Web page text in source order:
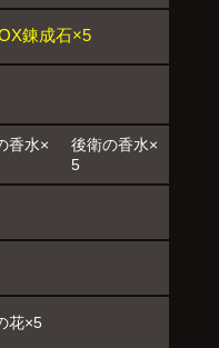
錬成石×5
香水×
後衛の香水×
5
花×5